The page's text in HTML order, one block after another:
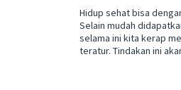
Hidup sehat bisa
Selain mudah
selama ini kita kerap
teratur. Tindakan ini